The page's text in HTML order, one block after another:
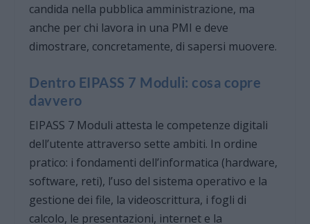
candida nella pubblica amministrazione, ma
anche per chi lavora in una PMI e deve
dimostrare, concretamente, di sapersi muovere.
Dentro EIPASS 7 Moduli: cosa copre
davvero
EIPASS 7 Moduli attesta le competenze digitali
dell’utente attraverso sette ambiti. In ordine
pratico: i fondamenti dell’informatica (hardware,
software, reti), l’uso del sistema operativo e la
gestione dei file, la videoscrittura, i fogli di
calcolo, le presentazioni, internet e la